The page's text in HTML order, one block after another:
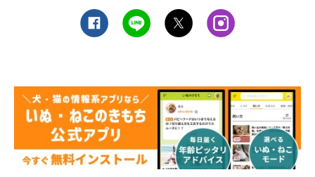
してみましょう。
また、犬が不安そうにしている場合は、落ち着いた声で優しく接
犬の震えにはさまざまな理由があるといわれています。普段の様
子をよく知り、見守っていきましょう。
監修／いぬ・ねこのきもち獣医師相談室